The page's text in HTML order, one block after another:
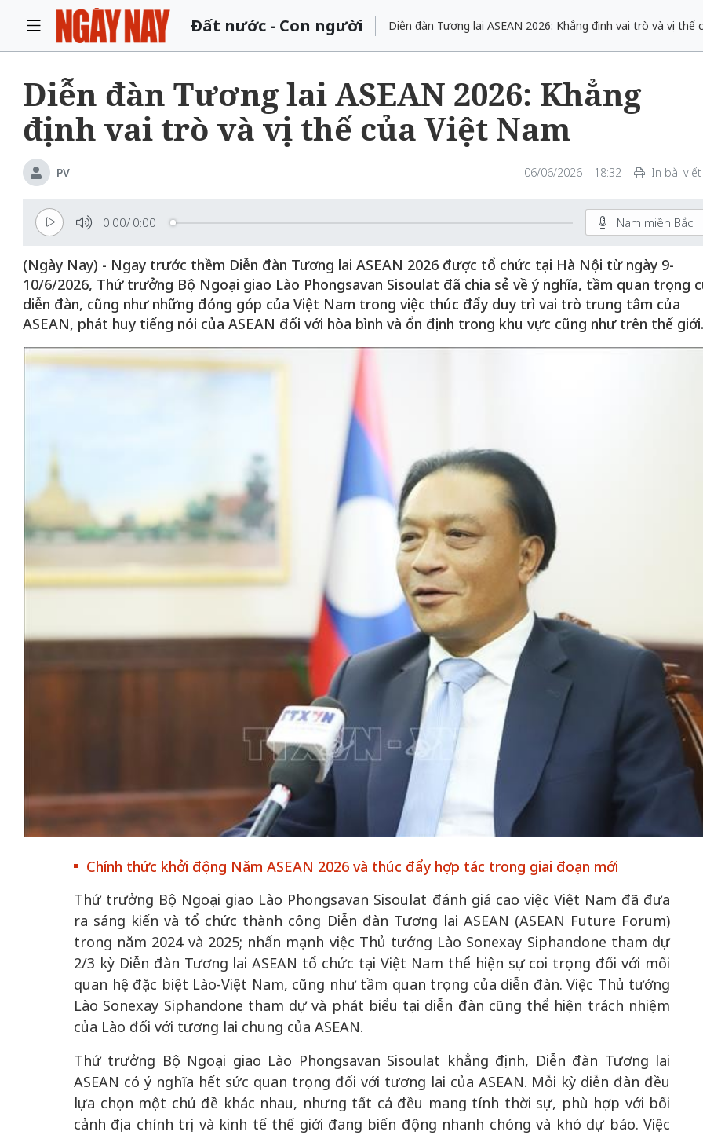
Đất nước - Con người Diễn đàn Tương lai ASEAN 2026: Khẳng định vai trò và vị thế
Diễn đàn Tương lai ASEAN 2026: Khẳng
định vai trò và vị thế của Việt Nam
PV 06/06/2026 | 18:32 In bài viết
0:00/ 0:00 Nam miền Bắc
(Ngày Nay) - Ngay trước thềm Diễn đàn Tương lai ASEAN 2026 được tổ chức tại Hà Nội từ ngày 9-
10/6/2026, Thứ trưởng Bộ Ngoại giao Lào Phongsavan Sisoulat đã chia sẻ về ý nghĩa, tầm quan trọng
diễn đàn, cũng như những đóng góp của Việt Nam trong việc thúc đẩy duy trì vai trò trung tâm của
ASEAN, phát huy tiếng nói của ASEAN đối với hòa bình và ổn định trong khu vực cũng như trên thế giới.
Chính thức khởi động Năm ASEAN 2026 và thúc đẩy hợp tác trong giai đoạn mới
Thứ trưởng Bộ Ngoại giao Lào Phongsavan Sisoulat đánh giá cao việc Việt Nam đã đưa
ra sáng kiến và tổ chức thành công Diễn đàn Tương lai ASEAN (ASEAN Future Forum)
trong năm 2024 và 2025; nhấn mạnh việc Thủ tướng Lào Sonexay Siphandone tham dự
2/3 kỳ Diễn đàn Tương lai ASEAN tổ chức tại Việt Nam thể hiện sự coi trọng đối với mối
quan hệ đặc biệt Lào-Việt Nam, cũng như tầm quan trọng của diễn đàn. Việc Thủ tướng
Lào Sonexay Siphandone tham dự và phát biểu tại diễn đàn cũng thể hiện trách nhiệm
của Lào đối với tương lai chung của ASEAN.
Thứ trưởng Bộ Ngoại giao Lào Phongsavan Sisoulat khẳng định, Diễn đàn Tương lai
ASEAN có ý nghĩa hết sức quan trọng đối với tương lai của ASEAN. Mỗi kỳ diễn đàn đều
lựa chọn một chủ đề khác nhau, nhưng tất cả đều mang tính thời sự, phù hợp với bối
cảnh địa chính trị và kinh tế thế giới đang biến động nhanh chóng và khó dự báo. Việc
chiếc
gian
Khách đến chơi nhà
Bắc Biên - Giữ một ngôi
làng ven sông Hồng của Hà
TS. Trần Kim Hào
Hà Nội vững bước vào
không gian phát triển
mới - Kỳ 5: Thủ đô qua
lăng kính số hóa
50 năm Việt Nam gia
nhập UNESCO: Khơi
nguồn nội lực văn hóa,
định hình vị thế kiến
tạo | Kỳ 4: Sáng kiến
làm nên diện mạo mới
50 năm Việt Nam gia
nhập UNESCO: Khơi
nguồn nội lực văn hóa,
định hình vị thế kiến
tạo | Kỳ 3: Hội nhập
quốc tế bằng bản lĩnh
Việt Nam
50 năm Việt Nam
nhập UNESCO:
nguồn nội lực văn
định hình vị thế
tạo | Kỳ 1: Khát
hòa bình thể hiện
quyết định lịch sử